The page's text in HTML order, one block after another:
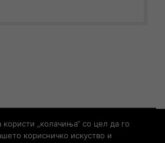
byUNET
„колачиња“ со цел да го
корисничко искуство и